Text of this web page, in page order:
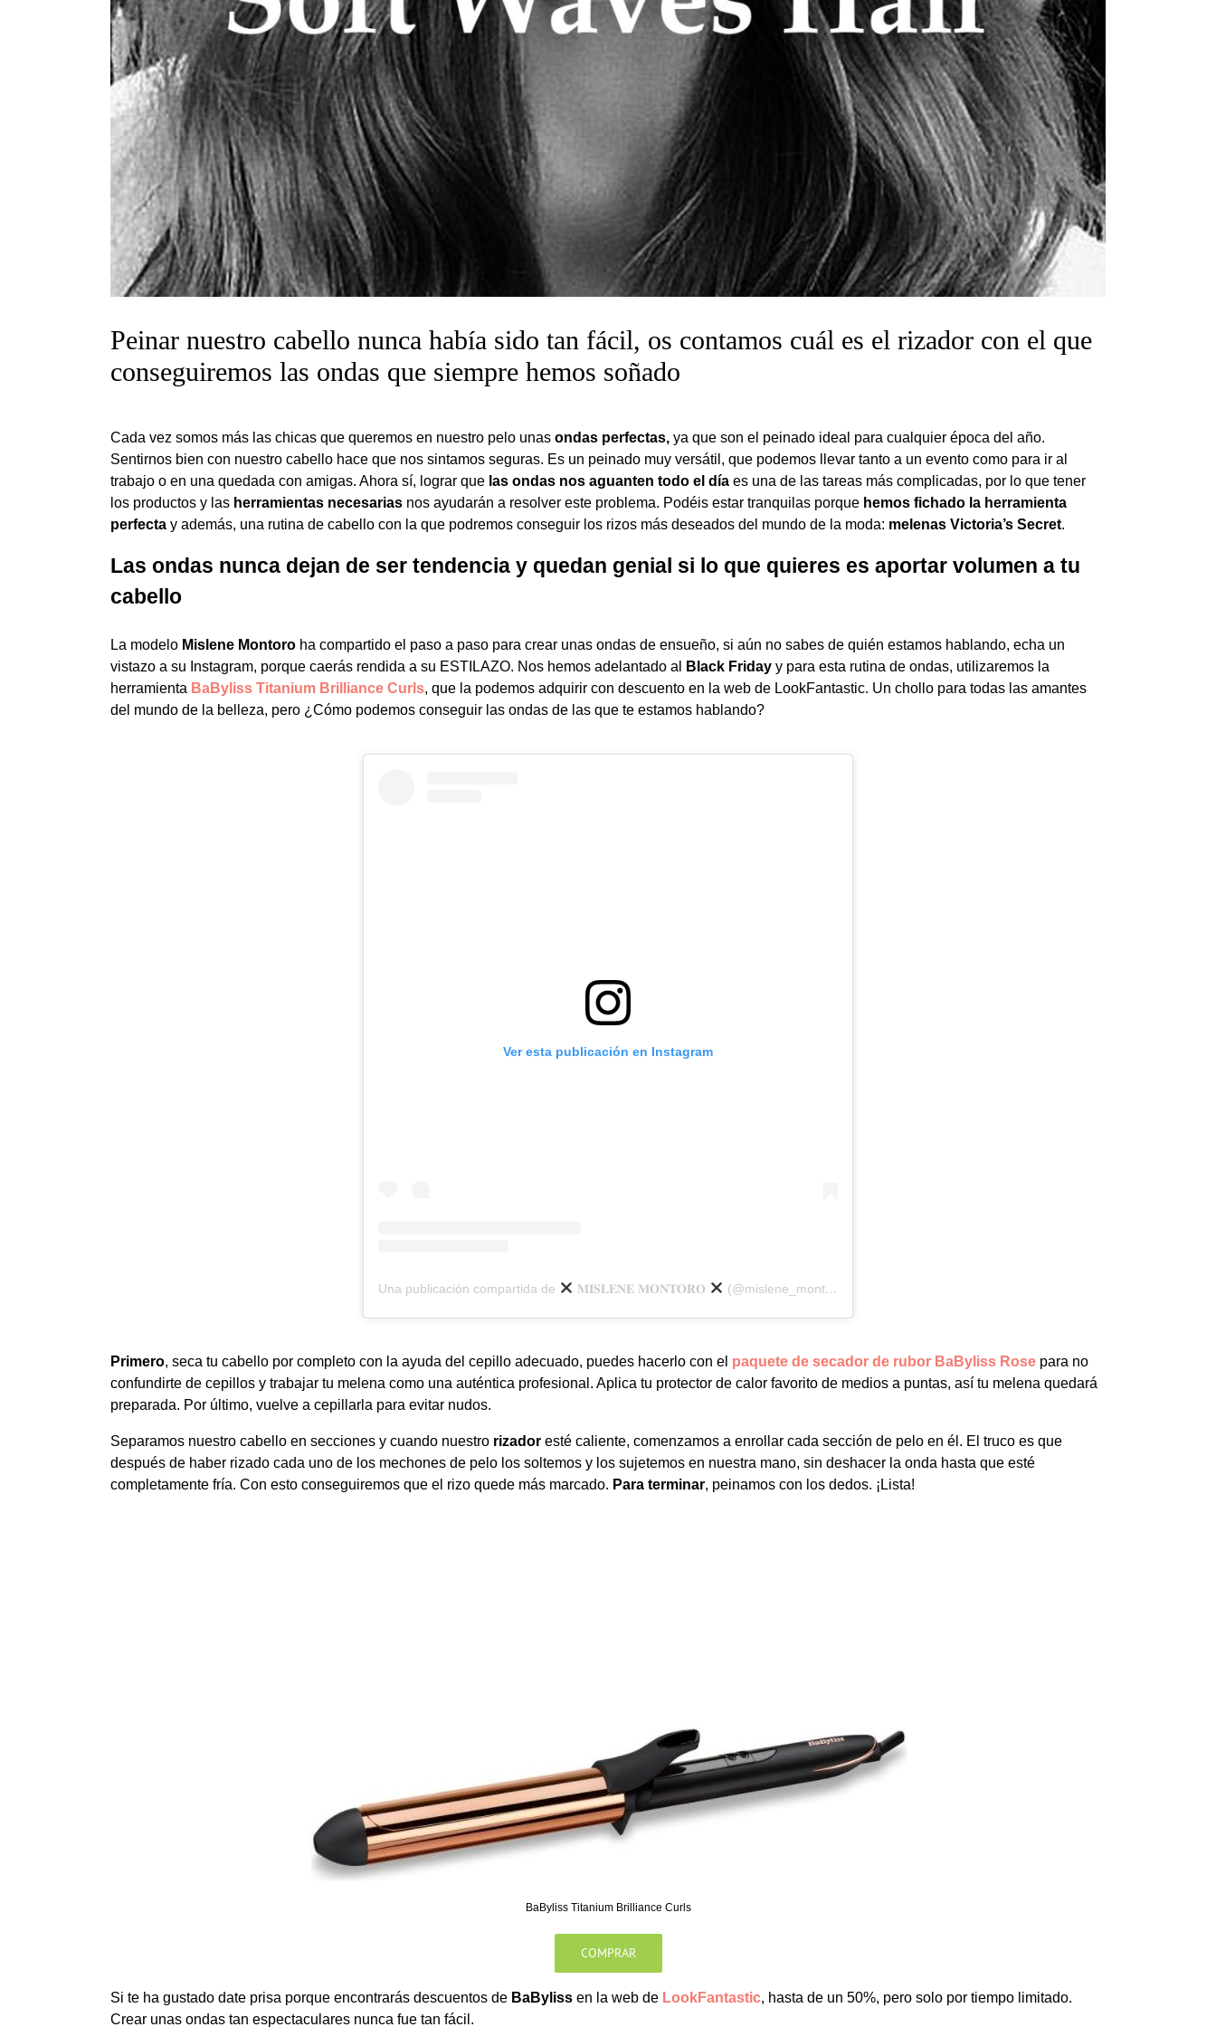
Peinar nuestro cabello nunca había sido tan fácil, os contamos cuál es el rizador con el que
conseguiremos las ondas que siempre hemos soñado
Cada vez somos más las chicas que queremos en nuestro pelo unas ondas perfectas, ya que son el peinado ideal para cualquier época del año.
Sentirnos bien con nuestro cabello hace que nos sintamos seguras. Es un peinado muy versátil, que podemos llevar tanto a un evento como para ir al
trabajo o en una quedada con amigas. Ahora sí, lograr que las ondas nos aguanten todo el día es una de las tareas más complicadas, por lo que tener
los productos y las herramientas necesarias nos ayudarán a resolver este problema. Podéis estar tranquilas porque hemos fichado la herramienta
perfecta y además, una rutina de cabello con la que podremos conseguir los rizos más deseados del mundo de la moda: melenas Victoria’s Secret.
Las ondas nunca dejan de ser tendencia y quedan genial si lo que quieres es aportar volumen a tu
cabello
La modelo Mislene Montoro ha compartido el paso a paso para crear unas ondas de ensueño, si aún no sabes de quién estamos hablando, echa un
vistazo a su Instagram, porque caerás rendida a su ESTILAZO. Nos hemos adelantado al
Black Friday y para esta rutina de ondas, utilizaremos la
herramienta BaByliss Titanium Brilliance Curls, que la podemos adquirir con descuento en la web de LookFantastic. Un chollo para todas las amantes
del mundo de la belleza, pero ¿Cómo podemos conseguir las ondas de las que te estamos hablando?
Ver esta publicación en Instagram
Una publicación compartida de 𝐌𝐈𝐒𝐋𝐄𝐍𝐄 𝐌𝐎𝐍𝐓𝐎𝐑𝐎 (@mislene_montoro)
Primero, seca tu cabello por completo con la ayuda del cepillo adecuado, puedes hacerlo con el paquete de secador de rubor BaByliss Rose para no
confundirte de cepillos y trabajar tu melena como una auténtica profesional. Aplica tu protector de calor favorito de medios a puntas, así tu melena quedará
preparada. Por último, vuelve a cepillarla para evitar nudos.
Separamos nuestro cabello en secciones y cuando nuestro rizador esté caliente, comenzamos a enrollar cada sección de pelo en él. El truco es que
después de haber rizado cada uno de los mechones de pelo los soltemos y los sujetemos en nuestra mano, sin deshacer la onda hasta que esté
completamente fría. Con esto conseguiremos que el rizo quede más marcado. Para terminar, peinamos con los dedos. ¡Lista!
BaByliss Titanium Brilliance Curls
COMPRAR
Si te ha gustado date prisa porque encontrarás descuentos de BaByliss en la web de LookFantastic, hasta de un 50%, pero solo por tiempo limitado.
Crear unas ondas tan espectaculares nunca fue tan fácil.